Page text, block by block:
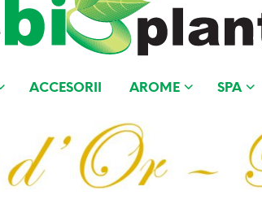
ACCESORII AROME SPA